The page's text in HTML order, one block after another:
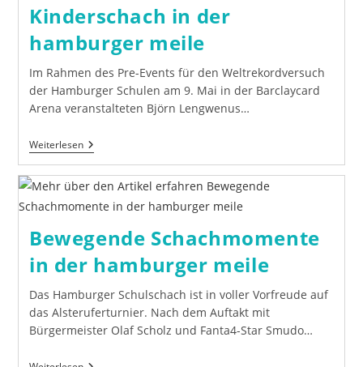
Kinderschach in der
hamburger meile
Im Rahmen des Pre-Events für den Weltrekordversuch
der Hamburger Schulen am 9. Mai in der Barclaycard
Arena veranstalteten Björn Lengwenus…
WeiterlesenKinderschach
In
Hamburger
Bewegende Schachmomente
in der hamburger meile
Das Hamburger Schulschach ist in voller Vorfreude auf
das Alsteruferturnier. Nach dem Auftakt mit
Bürgermeister Olaf Scholz und Fanta4-Star Smudo…